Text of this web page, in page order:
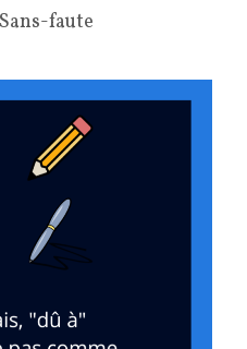
Sans-faute